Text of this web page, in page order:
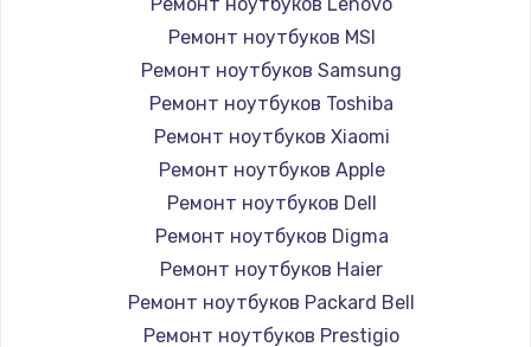
Ремонт ноутбуков MSI
Ремонт ноутбуков Samsung
Ремонт ноутбуков Toshiba
Ремонт ноутбуков Xiaomi
Ремонт ноутбуков Apple
Ремонт ноутбуков Dell
Ремонт ноутбуков Digma
Ремонт ноутбуков Haier
Ремонт ноутбуков Packard Bell
Ремонт ноутбуков Prestigio